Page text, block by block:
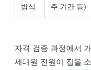
방식
주 기간 등)
자격 검증 과정에서
세대원 전원이 집을